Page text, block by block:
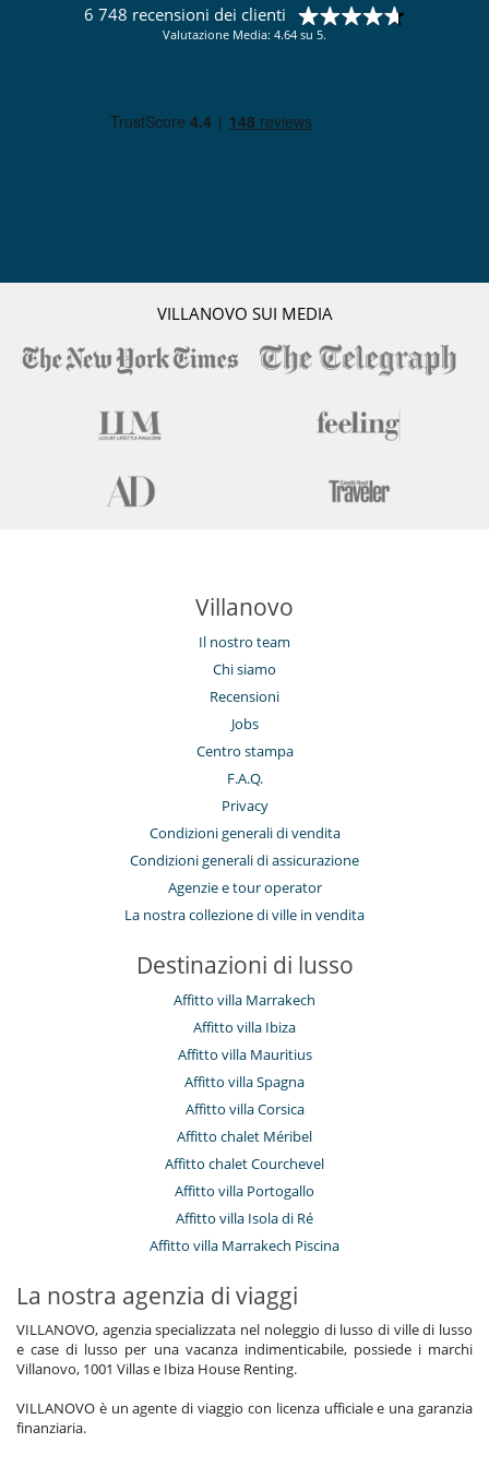
6 748 recensioni dei clienti
Valutazione Media: 4.64 su 5.
VILLANOVO SUI MEDIA
Villanovo
Il nostro team
Chi siamo
Recensioni
Jobs
Centro stampa
F.A.Q.
Privacy
Condizioni generali di vendita
Condizioni generali di assicurazione
Agenzie e tour operator
La nostra collezione di ville in vendita
Destinazioni di lusso
Affitto villa Marrakech
Affitto villa Ibiza
Affitto villa Mauritius
Affitto villa Spagna
Affitto villa Corsica
Affitto chalet Méribel
Affitto chalet Courchevel
Affitto villa Portogallo
Affitto villa Isola di Ré
Affitto villa Marrakech Piscina
La nostra agenzia di viaggi
VILLANOVO, agenzia specializzata nel noleggio di lusso di ville di lusso
e case di lusso per una vacanza indimenticabile, possiede i marchi
Villanovo, 1001 Villas e Ibiza House Renting.
VILLANOVO è un agente di viaggio con licenza ufficiale e una garanzia
finanziaria.